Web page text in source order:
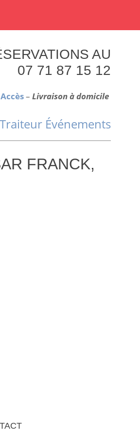
AU
07 71 87 15 12
Accès– Livraison à domicile
Traiteur Événements
FRANCK,